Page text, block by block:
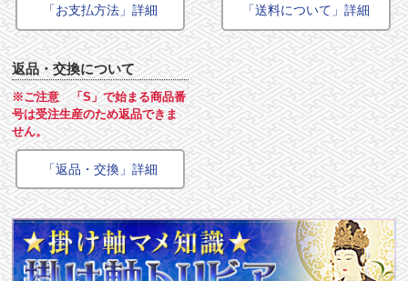
「お支払方法」詳細 「送料について」詳細
返品・交換について
※ご注意 「S」で始まる商品番
号は受注生産のため返品できま
せん。
「返品・交換」詳細